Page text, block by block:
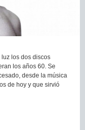
los dos discos
los años 60. Se
desde la música
de hoy y que sirvió